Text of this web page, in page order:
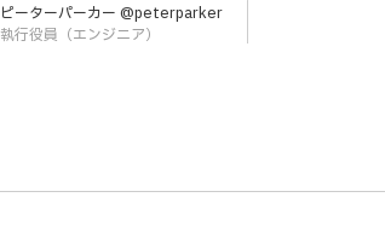
ピーターパーカー @peterparker
執行役員（エンジニア）